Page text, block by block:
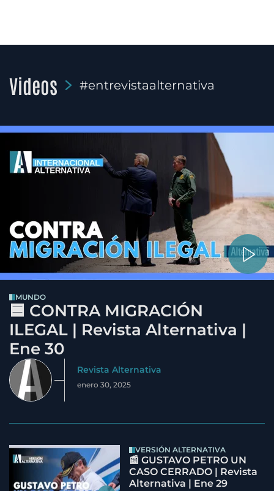
Videos #entrevistaalternativa
MUNDO
🟦 CONTRA MIGRACIÓN
ILEGAL | Revista Alternativa |
Ene 30
Revista Alternativa
enero 30, 2025
VERSIÓN ALTERNATIVA
📰 GUSTAVO PETRO UN
CASO CERRADO | Revista
Alternativa | Ene 29